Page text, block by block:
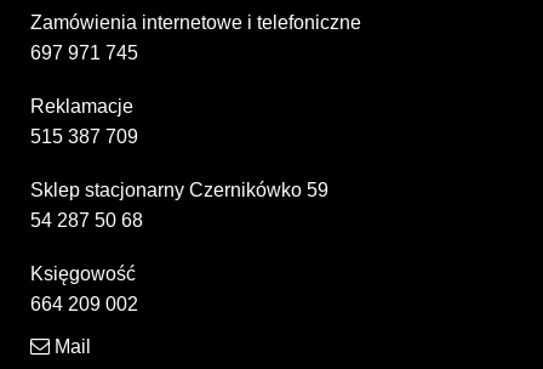
Zamówienia internetowe i telefoniczne
697 971 745
Reklamacje
515 387 709
Sklep stacjonarny Czernikówko 59
54 287 50 68
Księgowość
664 209 002
Mail